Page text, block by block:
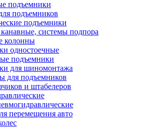
подъемники
подъемников
подъемники
системы подпора
колонны
одностоечные
подъемники
для шиномонтажа
для подъемников
и штабелеров
перемещения авто